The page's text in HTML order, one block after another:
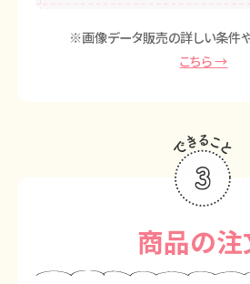
※画像データ販売の詳しい条件
こちら →
商品の注